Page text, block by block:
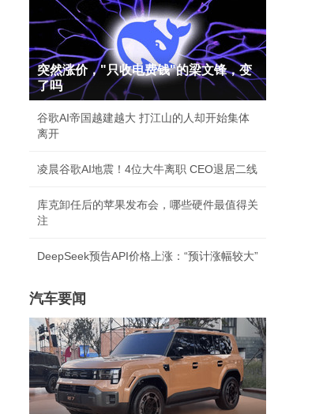
突然涨价，"只收电费钱"的梁文锋，变
了吗
谷歌AI帝国越建越大 打江山的人却开始集体
离开
凌晨谷歌AI地震！4位大牛离职 CEO退居二线
库克卸任后的苹果发布会，哪些硬件最值得关
注
DeepSeek预告API价格上涨：“预计涨幅较大”
汽车要闻